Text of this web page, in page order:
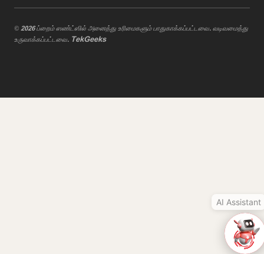
© 2026 ப்றைம் ஸண்ட்ஸில் அனைத்து உரிமைகளும் பாதுகாக்கப்பட்டவை. வடிவமைத்து
உருவாக்கப்பட்டவை. TekGeeks
AI Assistant
help.